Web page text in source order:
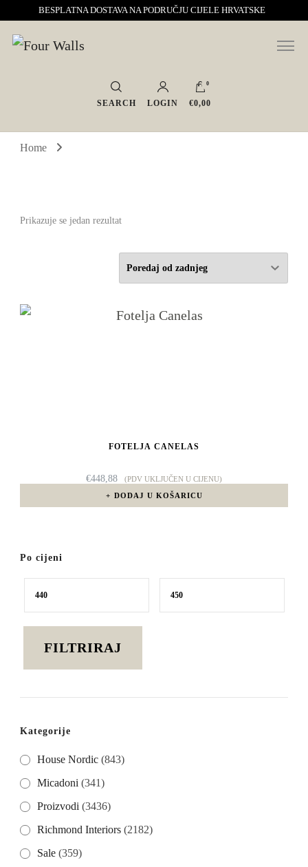
BESPLATNA DOSTAVA NA PODRUČJU CIJELE HRVATSKE
Four Walls
Sve za interijer po Vašoj mjeri. Salon namještaja, dekoracije i rasvjete.
Interijeri s karakterom
SEARCH LOGIN
0
€0,00
Home
Prikazuje se jedan rezultat
FOTELJA CANELAS
€448,88
(PDV UKLJUČEN U CIJENU)
DODAJ U KOŠARICU
Po cijeni
Min Maks
FILTRIRAJ
Kategorije
House Nordic (843)
Micadoni (341)
Proizvodi (3436)
Richmond Interiors (2182)
Sale (359)